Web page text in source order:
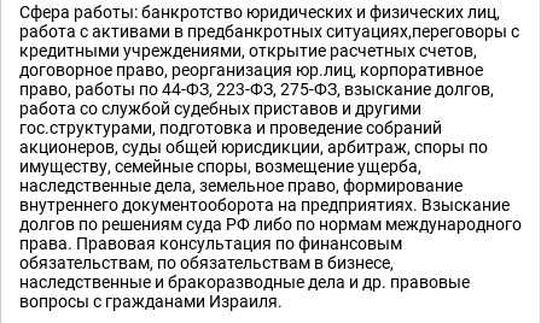
Сфера работы: банкротство юридических и физических лиц,
работа с активами в предбанкротных ситуациях,переговоры с
кредитными учреждениями, открытие расчетных счетов,
договорное право, реорганизация юр.лиц, корпоративное
право, работы по 44-ФЗ, 223-ФЗ, 275-ФЗ, взыскание долгов,
работа со службой судебных приставов и другими
гос.структурами, подготовка и проведение собраний
акционеров, суды общей юрисдикции, арбитраж, споры по
имуществу, семейные споры, возмещение ущерба,
наследственные дела, земельное право, формирование
внутреннего документооборота на предприятиях. Взыскание
долгов по решениям суда РФ либо по нормам международного
права. Правовая консультация по финансовым
обязательствам, по обязательствам в бизнесе,
наследственные и бракоразводные дела и др. правовые
вопросы с гражданами Израиля.